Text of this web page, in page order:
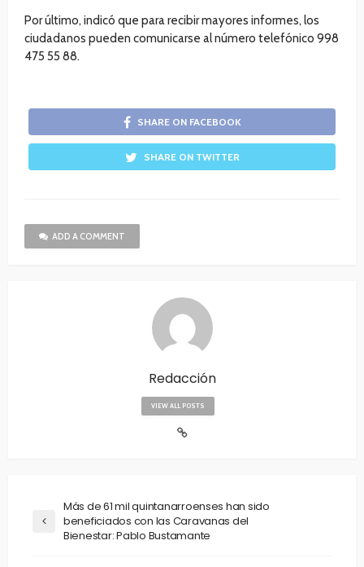
Por último, indicó que para recibir mayores informes, los
ciudadanos pueden comunicarse al número telefónico 998
475 55 88.
SHARE ON FACEBOOK
SHARE ON TWITTER
ADD A COMMENT
Redacción
VIEW ALL POSTS
Más de 61 mil quintanarroenses han sido
beneficiados con las Caravanas del
Bienestar: Pablo Bustamante